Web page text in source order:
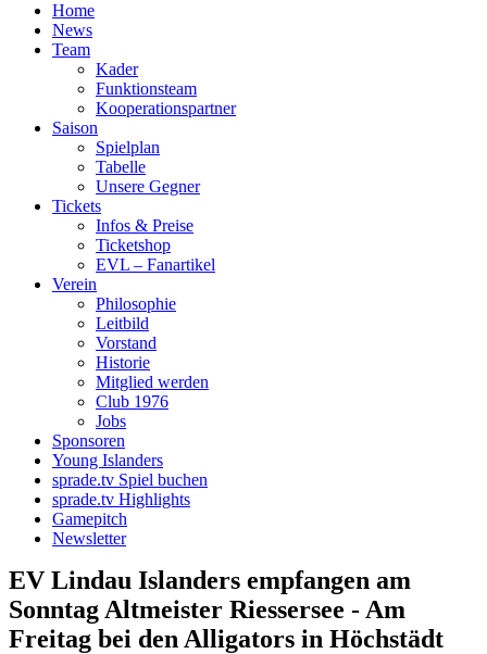
Home
News
Team
Kader
Funktionsteam
Kooperationspartner
Saison
Spielplan
Tabelle
Unsere Gegner
Tickets
Infos & Preise
Ticketshop
EVL – Fanartikel
Verein
Philosophie
Leitbild
Vorstand
Historie
Mitglied werden
Club 1976
Jobs
Sponsoren
Young Islanders
sprade.tv Spiel buchen
sprade.tv Highlights
Gamepitch
Newsletter
EV Lindau Islanders empfangen am
Sonntag Altmeister Riessersee - Am
Freitag bei den Alligators in Höchstädt